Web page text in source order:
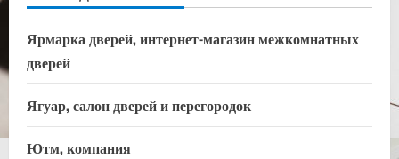
Ярмарка дверей, интернет-магазин межкомнатных
дверей
Ягуар, салон дверей и перегородок
Ютм, компания